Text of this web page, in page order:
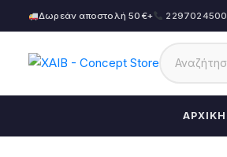
Δωρεάν αποστολή 50€+ 2297024500
ΑΡΧΙΚΉ